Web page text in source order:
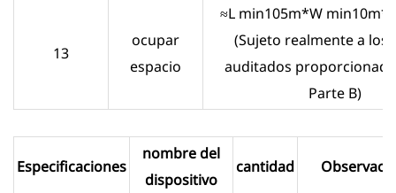
13
ocupar
espacio
≈L min105m*W
(Sujeto realmente a los
auditados
Parte B)
Especificaciones
nombre del
dispositivo
cantidad